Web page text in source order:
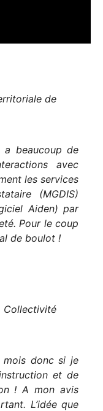
de
a beaucoup de
avec
les services
(MGDIS)
Aiden) par
Pour le coup
de boulot !
Collectivité
mois donc si je
et de
! A mon avis
L’idée que